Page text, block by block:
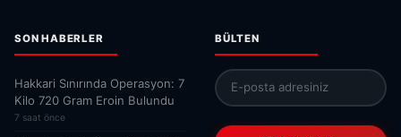
SON HABERLER
Hakkari Sınırında Operasyon: 7
Kilo 720 Gram Eroin Bulundu
7 saat önce
BÜLTEN